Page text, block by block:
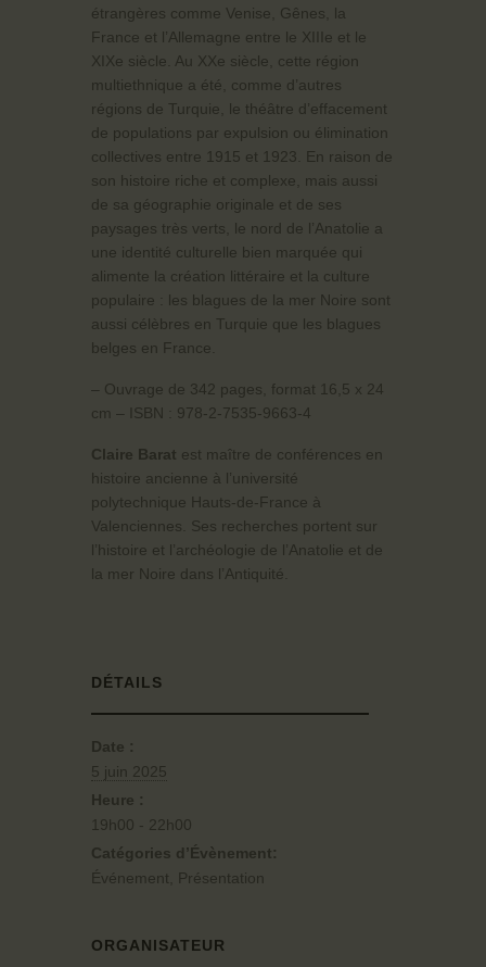
étrangères comme Venise, Gênes, la
France et l’Allemagne entre le XIIIe et le
XIXe siècle. Au XXe siècle, cette région
multiethnique a été, comme d’autres
régions de Turquie, le théâtre d’effacement
de populations par expulsion ou élimination
collectives entre 1915 et 1923. En raison de
son histoire riche et complexe, mais aussi
de sa géographie originale et de ses
paysages très verts, le nord de l’Anatolie a
une identité culturelle bien marquée qui
alimente la création littéraire et la culture
populaire : les blagues de la mer Noire sont
aussi célèbres en Turquie que les blagues
belges en France.
– Ouvrage de 342 pages, format 16,5 x 24
cm – ISBN : 978-2-7535-9663-4
Claire Barat est maître de conférences en
histoire ancienne à l’université
polytechnique Hauts-de-France à
Valenciennes. Ses recherches portent sur
l’histoire et l’archéologie de l’Anatolie et de
la mer Noire dans l’Antiquité.
DÉTAILS
Date :
5 juin 2025
Heure :
19h00 - 22h00
Catégories d’Évènement:
Événement
Présentation
ORGANISATEUR